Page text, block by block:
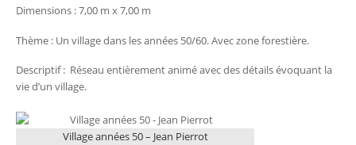
Dimensions : 7,00 m x 7,00 m
Thème : Un village dans les années 50/60. Avec zone forestière.
Descriptif : Réseau entièrement animé avec des détails évoquant la
vie d’un village.
Village années 50 – Jean Pierrot